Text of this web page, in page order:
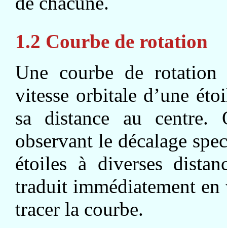
1.2 Courbe de rotation
Une courbe de
vitesse orbitale d’une
sa distance au centre.
observant le décalage
étoiles à diverses
traduit immédiatement
tracer la courbe.